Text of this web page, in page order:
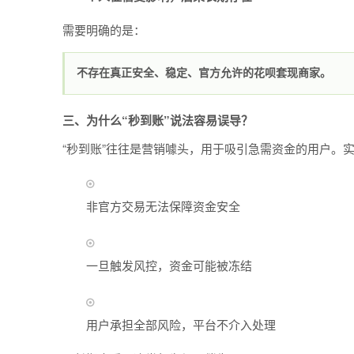
需要明确的是：
不存在真正安全、稳定、官方允许的花呗套现商家。
三、为什么“秒到账”说法容易误导？
“秒到账”往往是营销噱头，用于吸引急需资金的用户。
非官方交易无法保障资金安全
一旦触发风控，资金可能被冻结
用户承担全部风险，平台不介入处理